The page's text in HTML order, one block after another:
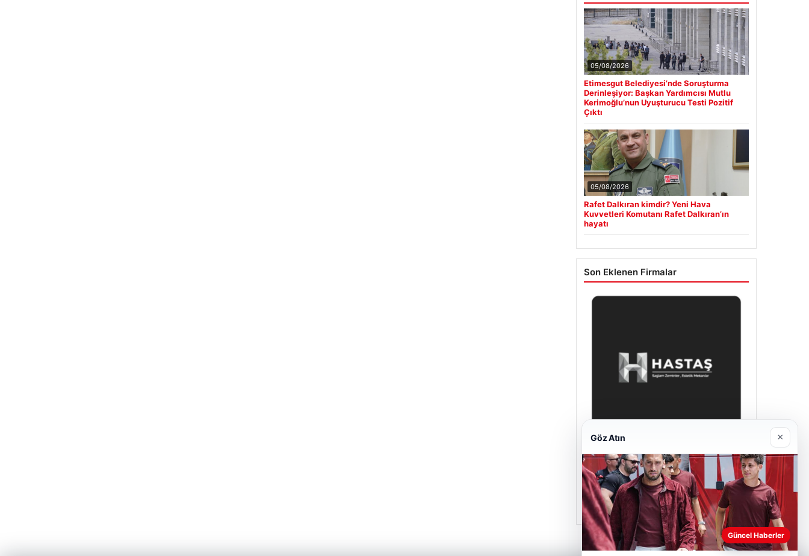
05/08/2026
Etimesgut Belediyesi’nde Soruşturma
Derinleşiyor: Başkan Yardımcısı Mutlu
Kerimoğlu’nun Uyuşturucu Testi Pozitif
Çıktı
05/08/2026
Rafet Dalkıran kimdir? Yeni Hava
Kuvvetleri Komutanı Rafet Dalkıran’ın
hayatı
Son Eklenen Firmalar
Hastaş Beton
26/05/2026
Göz Atın ×
Güncel Haberler